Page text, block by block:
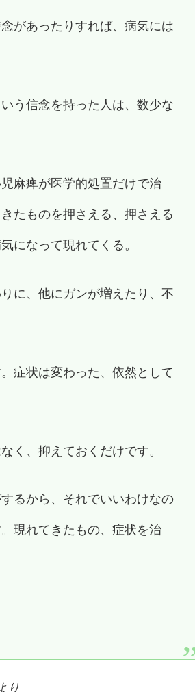
があったりすれば、病気には
う信念を持った人は、数少な
麻痺が医学的処置だけで治
たものを押さえる、押さえる
になって現れてくる。
に、他にガンが増えたり、不
症状は変わった、依然として
く、抑えておくだけです。
るから、それでいいわけなの
現れてきたもの、症状を治
り